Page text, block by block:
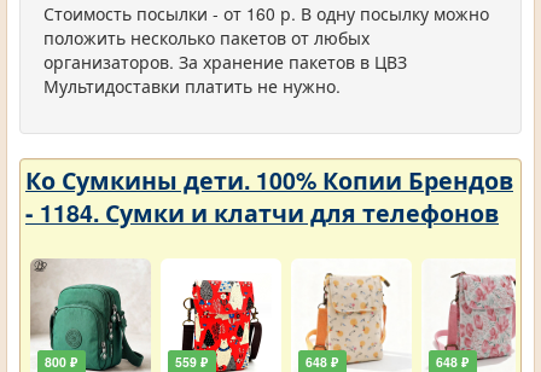
Стоимость посылки - от 160 р. В одну посылку можно
положить несколько пакетов от любых
организаторов. За хранение пакетов в ЦВЗ
Мультидоставки платить не нужно.
Ко Сумкины дети. 100% Копии Брендов
- 1184. Сумки и клатчи для телефонов
800 ₽ 559 ₽ 648 ₽ 648 ₽